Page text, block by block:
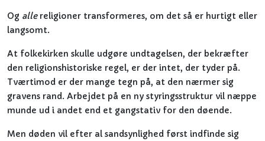
Og allereligioner transformeres, om det så er hurtigt eller
langsomt.
At folkekirken skulle udgøre undtagelsen, der bekræfter
den religionshistoriske regel, er der intet, der tyder på.
Tværtimod er der mange tegn på, at den nærmer sig
gravens rand. Arbejdet på en ny styringsstruktur vil næppe
munde ud i andet end et gangstativ for den døende.
Men døden vil efter al sandsynlighed først indfinde sig